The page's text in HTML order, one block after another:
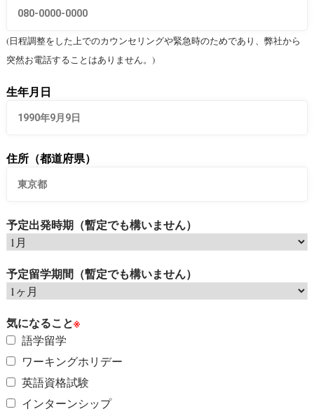
(日程調整をした上でのカウンセリングや緊急時のためであり、弊社から
突然お電話することはありません。)
生年月日
住所（都道府県）
予定出発時期（暫定でも構いません）
予定留学期間（暫定でも構いません）
気になること※
語学留学
ワーキングホリデー
英語資格試験
インターンシップ